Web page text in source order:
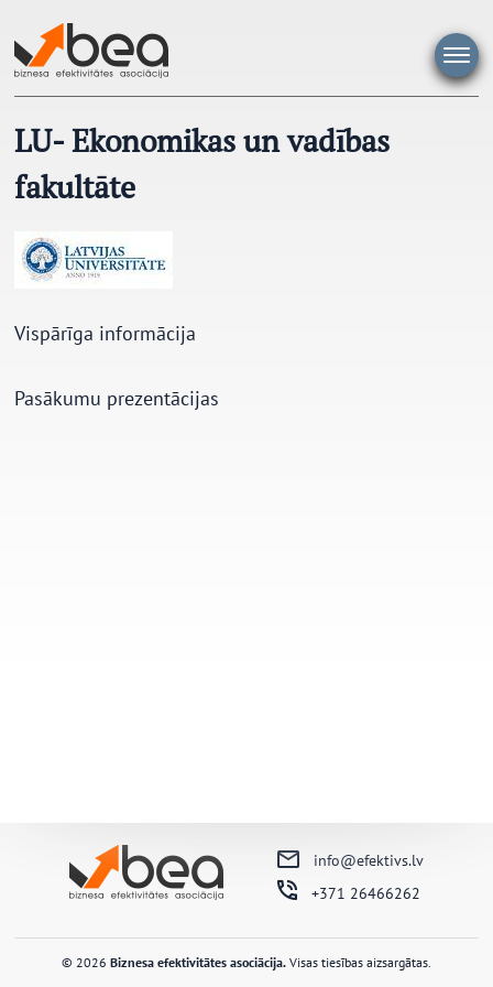
saturu
LU- Ekonomikas un vadības
fakultāte
Vispārīga informācija
Pasākumu prezentācijas
info@efektivs.lv
+371 26466262
© 2026 Biznesa efektivitātes asociācija. Visas tiesības aizsargātas.